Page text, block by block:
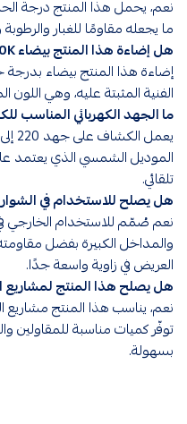
ما يجعله مقاومًا للغبار
هل إضاءة هذا المنتج بيضاء 6500K أم أصفر 3000K؟
الفنية المثبتة عليه، وهي
ما الجهد الكهربائي المناسب
الموديل الشمسي الذي يعتمد
تلقائي.
هل يصلح للاستخدام في
نعم صُمّم للاستخدام الخارجي
والمداخل الكبيرة بفضل
العريض في زاوية واسعة جدًا.
هل يصلح هذا المنتج لمشاريع
نعم، يناسب هذا المنتج مشاريع
توفّر كميات مناسبة للمقاولين
بسهولة.